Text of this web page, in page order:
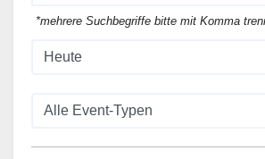
*mehrere Suchbegriffe bitte mit Komma